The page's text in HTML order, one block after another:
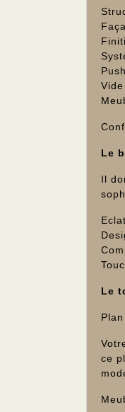
Le
Il
Le
ce